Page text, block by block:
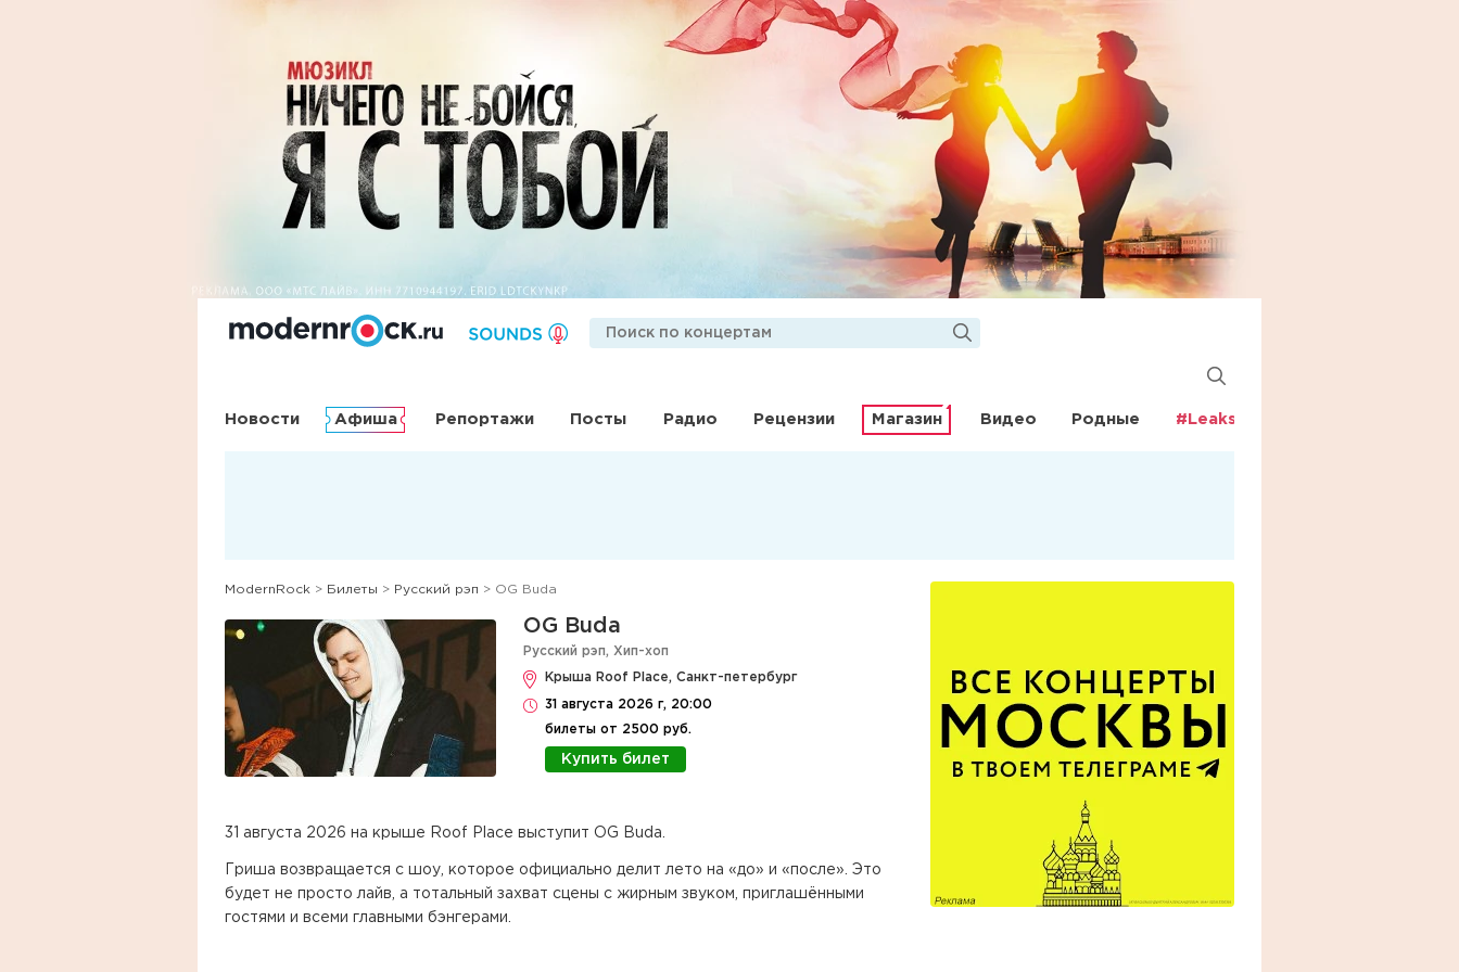
Новости Афиша Репортажи Посты Радио Рецензии Магазин Видео Родные #Leaks
ModernRock > Билеты > Русский рэп > OG Buda
OG Buda
Русский рэп, Хип-хоп
Крыша Roof Place, Санкт-петербург
31 августа 2026 г, 20:00
билеты от 2500 руб.
Купить билет
31 августа 2026 на крыше Roof Place выступит OG Buda.
Гриша возвращается с шоу, которое официально делит лето на «до» и «после». Это
будет не просто лайв, а тотальный захват сцены с жирным звуком, приглашёнными
гостями и всеми главными бэнгерами.